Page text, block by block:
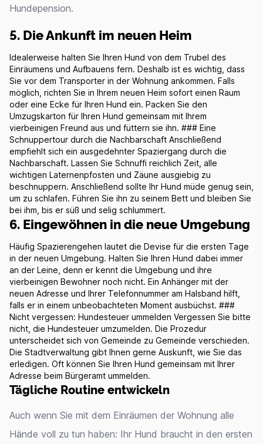
Hundepension.
5. Die Ankunft im neuen Heim
Idealerweise halten Sie Ihren Hund von dem Trubel des
Einräumens und Aufbauens fern. Deshalb ist es wichtig, dass
Sie vor dem Transporter in der Wohnung ankommen. Falls
möglich, richten Sie in Ihrem neuen Heim sofort einen Raum
oder eine Ecke für Ihren Hund ein. Packen Sie den
Umzugskarton für Ihren Hund gemeinsam mit Ihrem
vierbeinigen Freund aus und füttern sie ihn. ### Eine
Schnuppertour durch die Nachbarschaft Anschließend
empfiehlt sich ein ausgedehnter Spaziergang durch die
Nachbarschaft. Lassen Sie Schnuffi reichlich Zeit, alle
wichtigen Laternenpfosten und Zäune ausgiebig zu
beschnuppern. Anschließend sollte Ihr Hund müde genug sein,
um zu schlafen. Führen Sie ihn zu seinem Bett und bleiben Sie
bei ihm, bis er süß und selig schlummert.
6. Eingewöhnen in die neue Umgebung
Häufig Spazierengehen lautet die Devise für die ersten Tage
in der neuen Umgebung. Halten Sie Ihren Hund dabei immer
an der Leine, denn er kennt die Umgebung und ihre
vierbeinigen Bewohner noch nicht. Ein Anhänger mit der
neuen Adresse und Ihrer Telefonnummer am Halsband hilft,
falls er in einem unbeobachteten Moment ausbüchst. ###
Nicht vergessen: Hundesteuer ummelden Vergessen Sie bitte
nicht, die Hundesteuer umzumelden. Die Prozedur
unterscheidet sich von Gemeinde zu Gemeinde verschieden.
Die Stadtverwaltung gibt Ihnen gerne Auskunft, wie Sie das
erledigen. Oft können Sie Ihren Hund gemeinsam mit Ihrer
Adresse beim Bürgeramt ummelden.
Tägliche Routine entwickeln
Auch wenn Sie mit dem Einräumen der Wohnung alle
Hände voll zu tun haben: Ihr Hund braucht in den ersten